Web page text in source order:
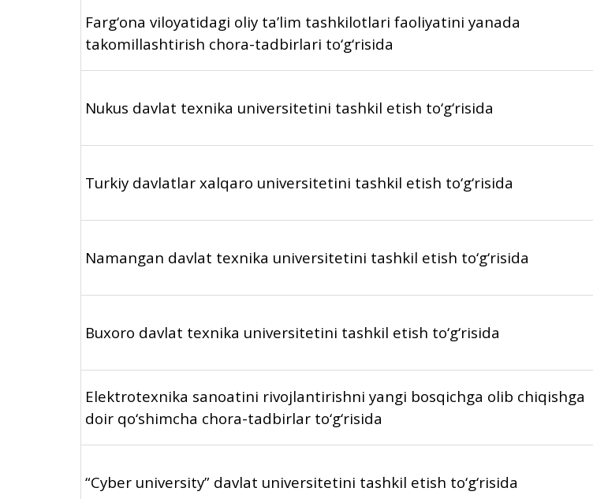
Farg‘ona viloyatidagi oliy ta’lim tashkilotlari faoliyatini yanada
takomillashtirish chora-tadbirlari to‘g‘risida
Nukus davlat texnika universitetini tashkil etish to‘g‘risida
Turkiy davlatlar xalqaro universitetini tashkil etish to‘g‘risida
Namangan davlat texnika universitetini tashkil etish to‘g‘risida
Buxoro davlat texnika universitetini tashkil etish to‘g‘risida
Elektrotexnika sanoatini rivojlantirishni yangi bosqichga olib chiqishga
doir qo‘shimcha chora-tadbirlar to‘g‘risida
“Cyber university” davlat universitetini tashkil etish to‘g‘risida